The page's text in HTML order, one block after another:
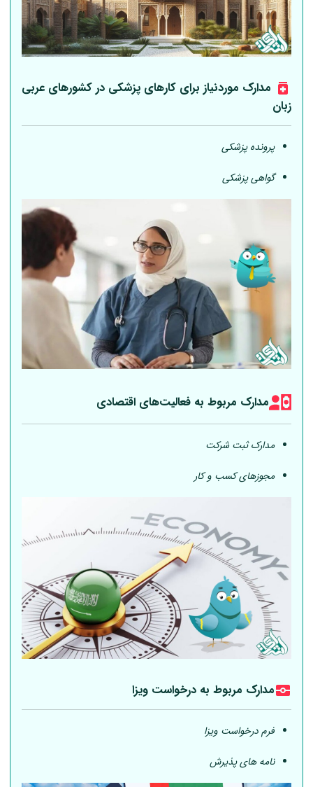
مدارک موردنیاز برای کارهای پزشکی در کشورهای عربی
زبان
پرونده پزشکی
گواهی پزشکی
مدارک مربوط به فعالیت‎‌های اقتصادی
مدارک ثبت شرکت
مجوزهای کسب و کار
مدارک مربوط به درخواست ویزا
فرم درخواست ویزا
نامه های پذیرش